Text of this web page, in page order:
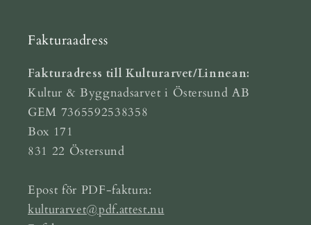
Fakturaadress
Fakturadress till Kulturarvet/Linnean:
Kultur & Byggnadsarvet i Östersund AB
GEM 7365592538358
Box 171
831 22 Östersund
Epost för PDF-faktura:
kulturarvet@pdf.attest.nu